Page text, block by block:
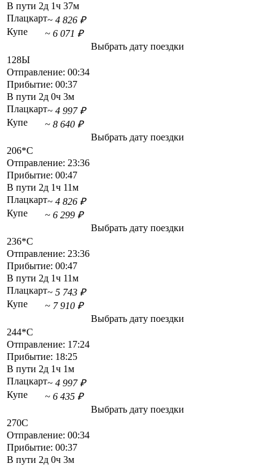
В пути 2д 1ч 37м
Плацкарт~ 4 826 ₽
Купе
~ 6 071 ₽
Выбрать дату поездки
128Ы
Отправление: 00:34
Прибытие: 00:37
В пути 2д 0ч 3м
Плацкарт~ 4 997 ₽
Купе
~ 8 640 ₽
Выбрать дату поездки
206*С
Отправление: 23:36
Прибытие: 00:47
В пути 2д 1ч 11м
Плацкарт~ 4 826 ₽
Купе
~ 6 299 ₽
Выбрать дату поездки
236*С
Отправление: 23:36
Прибытие: 00:47
В пути 2д 1ч 11м
Плацкарт~ 5 743 ₽
Купе
~ 7 910 ₽
Выбрать дату поездки
244*С
Отправление: 17:24
Прибытие: 18:25
В пути 2д 1ч 1м
Плацкарт~ 4 997 ₽
Купе
~ 6 435 ₽
Выбрать дату поездки
270С
Отправление: 00:34
Прибытие: 00:37
В пути 2д 0ч 3м